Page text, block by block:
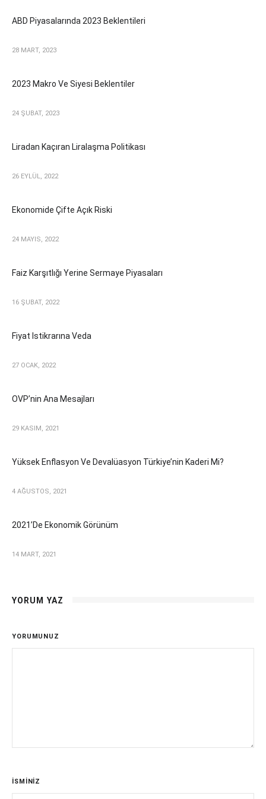
ABD Piyasalarında 2023 Beklentileri
28 MART, 2023
2023 Makro Ve Siyesi Beklentiler
24 ŞUBAT, 2023
Liradan Kaçıran Liralaşma Politikası
26 EYLÜL, 2022
Ekonomide Çifte Açık Riski
24 MAYIS, 2022
Faiz Karşıtlığı Yerine Sermaye Piyasaları
16 ŞUBAT, 2022
Fiyat Istikrarına Veda
27 OCAK, 2022
OVP’nin Ana Mesajları
29 KASIM, 2021
Yüksek Enflasyon Ve Devalüasyon Türkiye’nin Kaderi Mi?
4 AĞUSTOS, 2021
2021’de Ekonomik Görünüm
14 MART, 2021
YORUM YAZ
YORUMUNUZ
İSMİNİZ